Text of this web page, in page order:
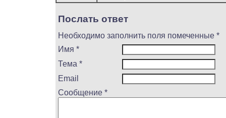
Послать ответ
Необходимо заполнить поля помеченные *
Имя *
Тема *
Email
Сообщение *